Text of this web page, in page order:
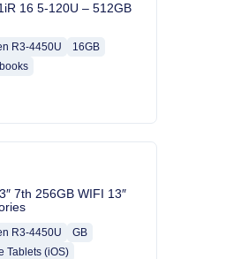
16 5-120U – 512GB
R3-4450U
16GB
7th 256GB WIFI 13″
R3-4450U
GB
Tablets (iOS)